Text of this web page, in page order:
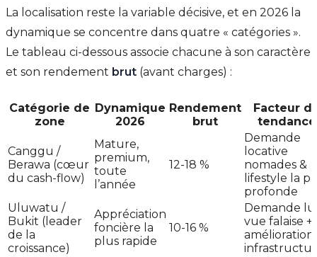
La localisation reste la variable décisive, et en 2026 la
dynamique se concentre dans quatre « catégories ».
Le tableau ci-dessous associe chacune à son caractère
et son rendement brut (avant charges) :
Catégorie de
zone
Dynamique
2026
Rendement
brut
Facteur
tendance
Canggu /
Berawa (cœur
du cash-flow)
Mature,
premium,
toute
l’année
12-18 %
Demande
locative
nomades &
lifestyle la
profonde
Uluwatu /
Bukit (leader
de la
croissance)
Appréciation
foncière la
plus rapide
10-16 %
Demande
vue falaise +